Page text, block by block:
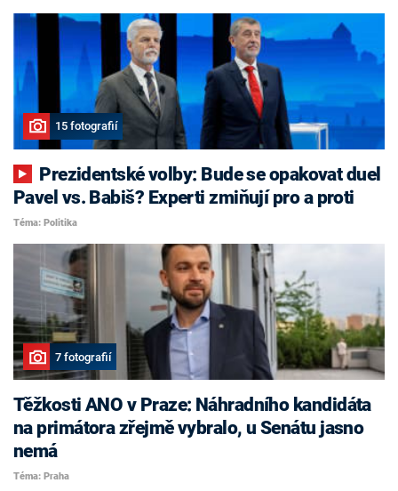
15 fotografií
Pavel vs. Babiš? Experti zmiňují pro a proti
Téma: Politika
7 fotografií
Těžkosti ANO v Praze: Náhradního kandidáta
na primátora zřejmě vybralo, u Senátu jasno
nemá
Téma: Praha